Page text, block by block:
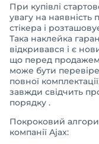
При купівлі
увагу на
стікера і
Така наклейка
відкривався і є
що перед продажем
може бути
повної
завжди свідчить
порядку .
Покроковий
компанії Ajax: